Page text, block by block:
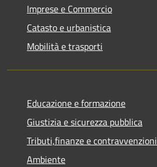
Imprese e Commercio
Catasto e urbanistica
Mobilità e trasporti
Educazione e formazione
Giustizia e sicurezza pubblica
Tributi,finanze e contravvenzioni
Ambiente